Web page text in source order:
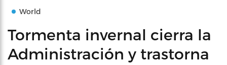
World
Tormenta invernal cierra la
Administración y trastorna